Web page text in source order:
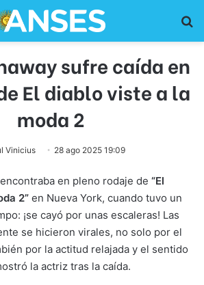
sufre caída en
El diablo viste a la
moda 2
Vinicius 28 ago 2025 19:09
en pleno rodaje de “El
2” en Nueva York, cuando tuvo un
¡se cayó por unas escaleras! Las
se hicieron virales, no solo por el
por la actitud relajada y el sentido
la actriz tras la caída.